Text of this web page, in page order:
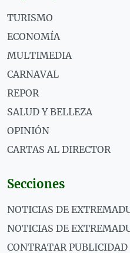
TURISMO
ECONOMÍA
MULTIMEDIA
CARNAVAL
REPOR
SALUD Y BELLEZA
OPINIÓN
CARTAS AL DIRECTOR
Secciones
NOTICIAS DE
NOTICIAS DE
CONTRATAR PUBLICIDAD